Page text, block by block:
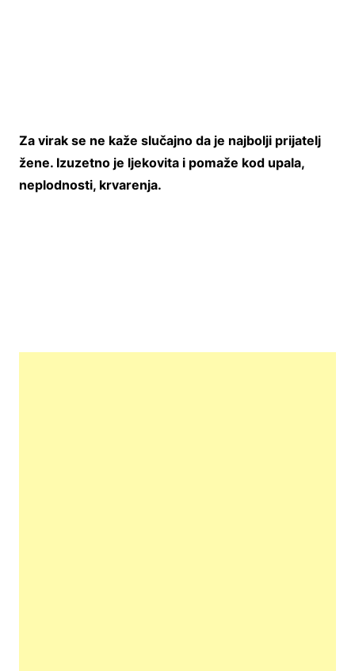
Za virak se ne kaže slučajno da je najbolji prijatelj
žene. Izuzetno je ljekovita i pomaže kod upala,
neplodnosti, krvarenja.